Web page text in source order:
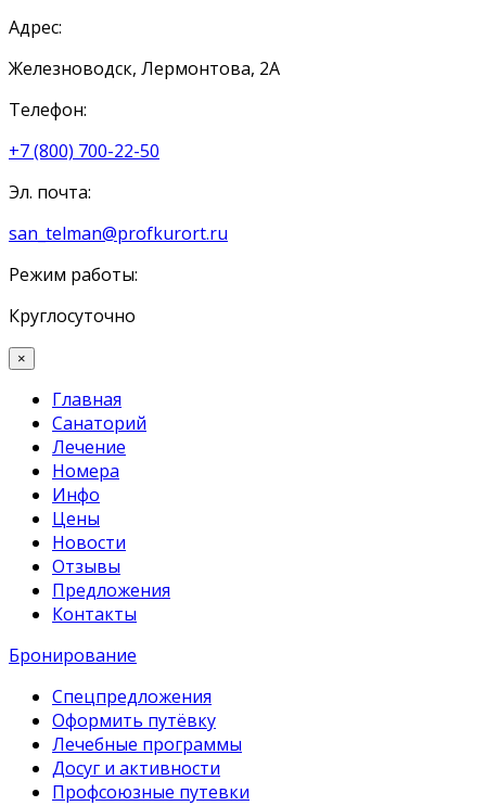
Адрес:
Железноводск, Лермонтова, 2А
Телефон:
+7 (800) 700-22-50
Эл. почта:
san_telman@profkurort.ru
Режим работы:
Круглосуточно
×
Главная
Санаторий
Лечение
Номера
Инфо
Цены
Новости
Отзывы
Предложения
Контакты
Бронирование
Спецпредложения
Оформить путёвку
Лечебные программы
Досуг и активности
Профсоюзные путевки